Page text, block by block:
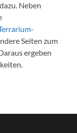
Neben
Seiten zum
ergeben